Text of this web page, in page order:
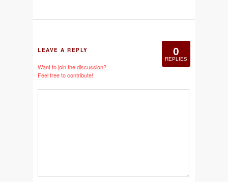
0
REPLIES
LEAVE A REPLY
Want to join the discussion?
Feel free to contribute!